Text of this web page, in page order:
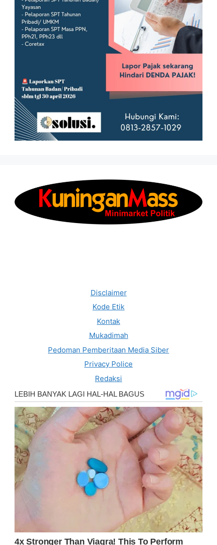
Disclaimer
Kode Etik
Kontak
Mukadimah
Pedoman Pemberitaan Media Siber
Privacy Police
Redaksi